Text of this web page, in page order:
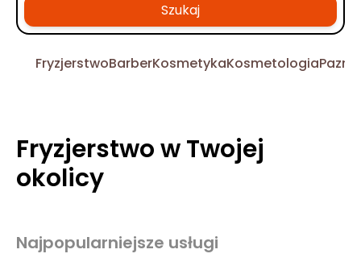
Szukaj
FryzjerstwoBarberKosmetykaKosmetologia
Fryzjerstwo w Twojej
okolicy
Najpopularniejsze usługi